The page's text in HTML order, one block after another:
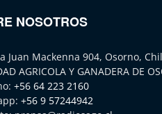
NOSOTROS
Juan Mackenna 904, Osorno,
AGRICOLA Y GANADERA DE
+56 64 223 2160
+56 9 57244942